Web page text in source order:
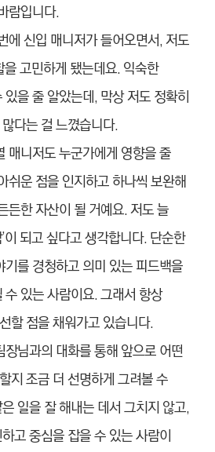
람입니다.
에 신입 매니저가 들어오면서, 저도
을 고민하게 됐는데요. 익숙한
을 줄 알았는데, 막상 저도 정확히
다는 걸 느꼈습니다.
매니저도 누군가에게 영향을 줄
쉬운 점을 인지하고 하나씩 보완해
든한 자산이 될 거예요. 저도 늘
이 되고 싶다고 생각합니다. 단순한
를 경청하고 의미 있는 피드백을
있는 사람이요. 그래서 항상
할 점을 채워가고 있습니다.
장님과의 대화를 통해 앞으로 어떤
지 조금 더 선명하게 그려볼 수
일을 잘 해내는 데서 그치지 않고,
고 중심을 잡을 수 있는 사람이